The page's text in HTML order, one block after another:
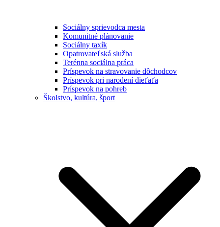
Sociálny sprievodca mesta
Komunitné plánovanie
Sociálny taxík
Opatrovateľská služba
Terénna sociálna práca
Príspevok na stravovanie dôchodcov
Príspevok pri narodení dieťaťa
Príspevok na pohreb
Školstvo, kultúra, šport